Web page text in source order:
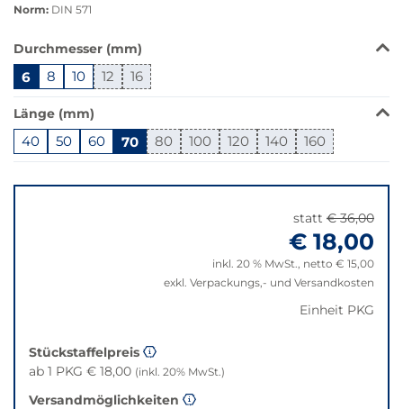
Norm: DIN 571
Das
ist
in
dieser
Variante
nicht
Bei
Alternative
der
gewünschten
Durchmesser (mm)
6 8 10 12 16
Länge (mm)
40 50 60 70 80 100 120 140 160
zu
statt € 36,00
€ 18,00
inkl. 20 % MwSt., netto € 15,00
exkl. Verpackungs,- und Versandkosten
Einheit PKG
Stückstaffelpreis
ab 1 PKG € 18,00 (inkl. 20% MwSt.)
Versandmöglichkeiten